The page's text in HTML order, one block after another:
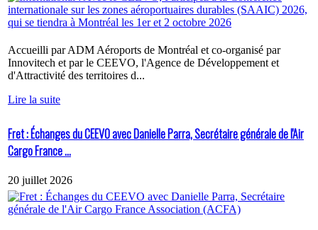
Accueilli par ADM Aéroports de Montréal et co-organisé par
Innovitech et par le CEEVO, l'Agence de Développement et
d'Attractivité des territoires d...
Lire la suite
Fret : Échanges du CEEVO avec Danielle Parra, Secrétaire générale de l'Air
Cargo France ...
20 juillet 2026